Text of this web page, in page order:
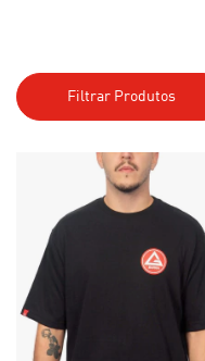
Filtrar Produtos